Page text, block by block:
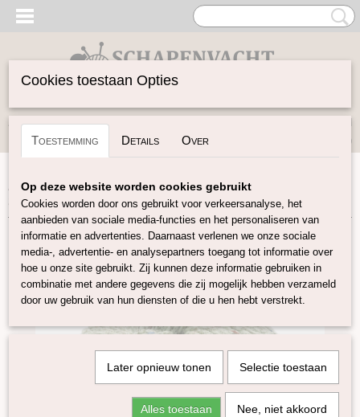
Inloggen Registreren
(0)
Home>Garen>Merken>Fonty>Super Tweed
tweed - Licht groen gemêleerd
Cookies toestaan Opties
Toestemming Details Over
Op deze website worden cookies gebruikt
Cookies worden door ons gebruikt voor verkeersanalyse, het
aanbieden van sociale media-functies en het personaliseren van
informatie en advertenties. Daarnaast verlenen we onze sociale
media-, advertentie- en analysepartners toegang tot informatie over
hoe u onze site gebruikt. Zij kunnen deze informatie gebruiken in
combinatie met andere gegevens die zij mogelijk hebben verzameld
door uw gebruik van hun diensten of die u hen hebt verstrekt.
Later opnieuw tonen Selectie toestaan
Alles toestaan Nee, niet akkoord